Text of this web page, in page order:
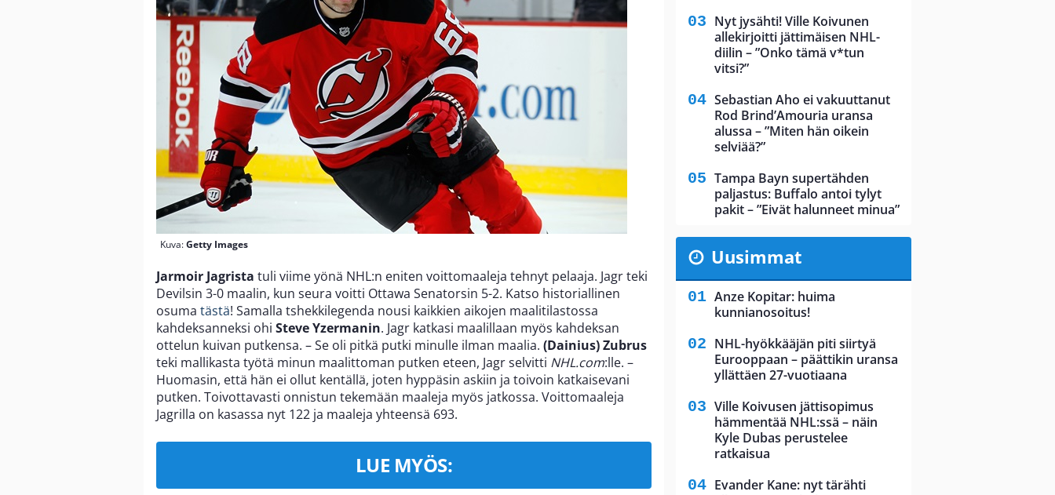
Kuva:Getty Images
Jarmoir Jagrista tuli viime yönä NHL:n eniten voittomaaleja tehnyt pelaaja. Jagr teki
Devilsin 3-0 maalin, kun seura voitti Ottawa Senatorsin 5-2. Katso historiallinen
osuma tästä! Samalla tshekkilegenda nousi kaikkien aikojen maalitilastossa
kahdeksanneksi ohi Steve Yzermanin. Jagr katkasi maalillaan myös kahdeksan
ottelun kuivan putkensa. – Se oli pitkä putki minulle ilman maalia. (Dainius) Zubrus
teki mallikasta työtä minun maalittoman putken eteen, Jagr selvitti NHL.com:lle. –
Huomasin, että hän ei ollut kentällä, joten hyppäsin askiin ja toivoin katkaisevani
putken. Toivottavasti onnistun tekemään maaleja myös jatkossa. Voittomaaleja
Jagrilla on kasassa nyt 122 ja maaleja yhteensä 693.
LUE MYÖS:
Nyt jysähti! Ville Koivunen
allekirjoitti jättimäisen NHL-
diilin – ”Onko tämä v*tun
vitsi?”
Sebastian Aho ei vakuuttanut
Rod Brind’Amouria uransa
alussa – ”Miten hän oikein
selviää?”
Tampa Bayn supertähden
paljastus: Buffalo antoi tylyt
pakit – ”Eivät halunneet minua”
Uusimmat
Anze Kopitar: huima
kunnianosoitus!
NHL-hyökkääjän piti siirtyä
Eurooppaan – päättikin uransa
yllättäen 27-vuotiaana
Ville Koivusen jättisopimus
hämmentää NHL:ssä – näin
Kyle Dubas perustelee
ratkaisua
Evander Kane: nyt tärähti